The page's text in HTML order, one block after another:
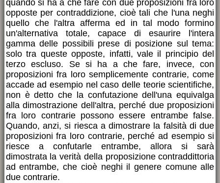
quando si ha a che fare con due proposizioni fra loro
opposte per contraddizione, cioè tali che l'una neghi
quello che l'altra afferma ed in tal modo formino
un'alternativa totale, capace di esaurire l'intera
gamma delle possibili prese di posizione sul tema:
solo tra queste opposte, infatti, vale il principio del
terzo escluso. Se si ha a che fare, invece, con
proposizioni fra loro semplicemente contrarie, come
accade ad esempio nel caso delle teorie scientifiche,
non è detto che la confutazione dell'una equivalga
alla dimostrazione dell'altra, perché due proposizioni
fra loro contrarie possono essere entrambe false.
Quando, anzi, si riesca a dimostrare la falsità di due
proposizioni fra loro contrarie, perché ad esempio si
riesce a confutarle entrambe, allora si sarà
dimostrata la verità della proposizione contraddittoria
ad entrambe, che cioè neghi il genere comune alle
due contrarie.